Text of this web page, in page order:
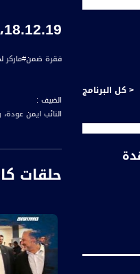
18.12.19،مساواة
فقرة ضمن#ماركر لحلقة الثامن عشر من كانون الاول
الضيف :
النائب ايمن
المحاور:
منذ ان حل
الطمأنينة ؟
ستقومون بها
حلقات
< كل البرنامج